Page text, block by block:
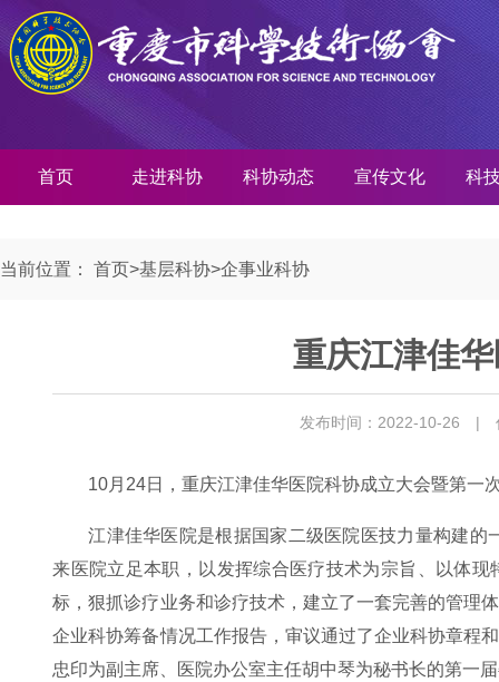
首页 走进科协 科协动态 宣传文化 科
当前位置： 首页>基层科协>企事业科协
重庆江津佳
发布时间：2022-10-26 |
10月24日，重庆江津佳华医院科协成立大会暨第一
江津佳华医院是根据国家二级医院医技力量构建
来医院立足本职，以发挥综合医疗技术为宗旨、以体
标，狠抓诊疗业务和诊疗技术，建立了一套完善的管理
企业科协筹备情况工作报告，审议通过了企业科协章程
忠印为副主席、医院办公室主任胡中琴为秘书长的第一